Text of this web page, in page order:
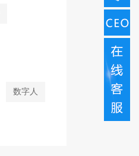
数字人